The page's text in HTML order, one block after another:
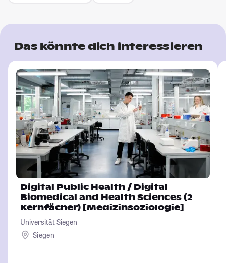
Das könnte dich interessieren
Digital Public Health / Digital
Biomedical and Health Sciences (2
Kernfächer) [Medizinsoziologie]
Universität Siegen
Siegen